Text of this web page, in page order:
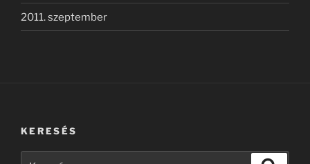
2011. szeptember
KERESÉS